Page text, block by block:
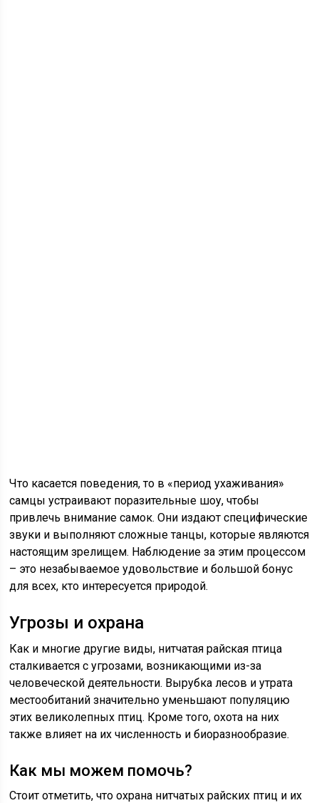
Что касается поведения, то в «период ухаживания»
самцы устраивают поразительные шоу, чтобы
привлечь внимание самок. Они издают специфические
звуки и выполняют сложные танцы, которые являются
настоящим зрелищем. Наблюдение за этим процессом
– это незабываемое удовольствие и большой бонус
для всех, кто интересуется природой.
Угрозы и охрана
Как и многие другие виды, нитчатая райская птица
сталкивается с угрозами, возникающими из-за
человеческой деятельности. Вырубка лесов и утрата
местообитаний значительно уменьшают популяцию
этих великолепных птиц. Кроме того, охота на них
также влияет на их численность и биоразнообразие.
Как мы можем помочь?
Стоит отметить, что охрана нитчатых райских птиц и их